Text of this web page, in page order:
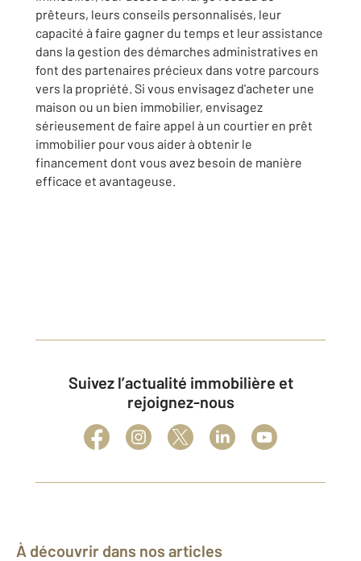
prêteurs, leurs conseils personnalisés, leur
capacité à faire gagner du temps et leur assistance
dans la gestion des démarches administratives en
font des partenaires précieux dans votre parcours
vers la propriété. Si vous envisagez d'acheter une
maison ou un bien immobilier, envisagez
sérieusement de faire appel à un courtier en prêt
immobilier pour vous aider à obtenir le
financement dont vous avez besoin de manière
efficace et avantageuse.
Suivez l’actualité immobilière et
rejoignez-nous
À découvrir dans nos articles